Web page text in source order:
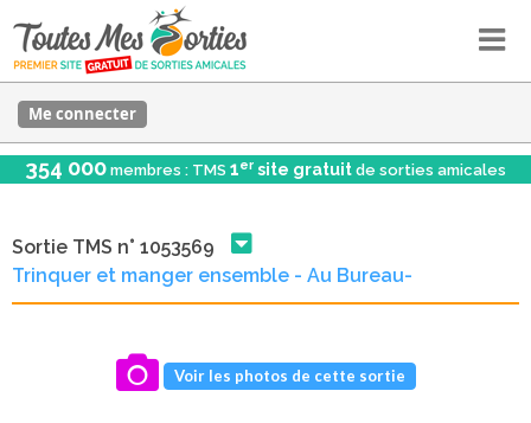
Me connecter
354 000 membres : TMS 1er site gratuit de sorties amicales
Sortie TMS n° 1053569
Trinquer et manger ensemble - Au Bureau-
Voir les photos de cette sortie